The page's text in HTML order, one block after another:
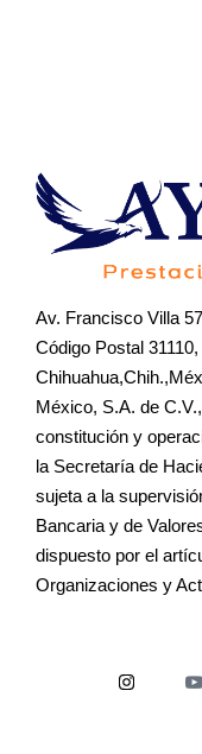
Av. Francisco Villa
Código Postal 31110,
México, S.A. de
constitución y
la Secretaría de
sujeta a la
Bancaria y de
dispuesto por el
Organizaciones y